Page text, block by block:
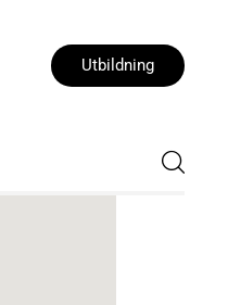
Utbildning